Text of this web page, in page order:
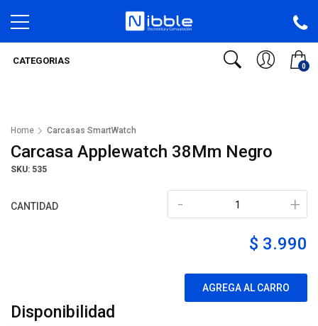
0
CATEGORIAS
Home Carcasas SmartWatch
Carcasa Applewatch 38Mm Negro
SKU: 535
CANTIDAD +
-
$ 3.990
AGREGA AL CARRO
Disponibilidad